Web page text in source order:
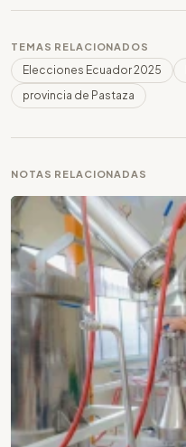
TEMAS RELACIONADOS
Elecciones Ecuador 2025
provincia de Pastaza
NOTAS RELACIONADAS